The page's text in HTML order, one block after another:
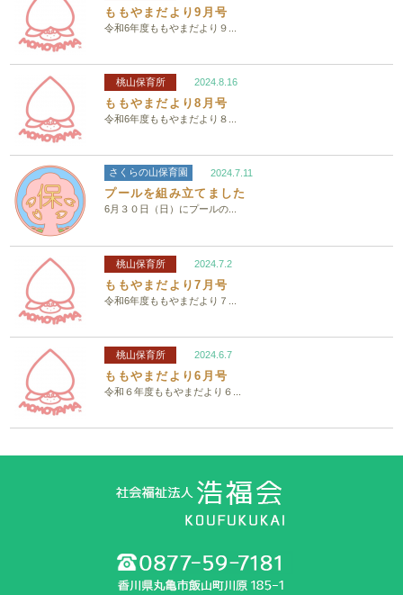
ももやまだより9月号
令和6年度ももやまだより９...
桃山保育所 2024.8.16
ももやまだより8月号
令和6年度ももやまだより８...
さくらの山保育園 2024.7.11
プールを組み立てました
6月３０日（日）にプールの...
桃山保育所 2024.7.2
ももやまだより7月号
令和6年度ももやまだより７...
桃山保育所 2024.6.7
ももやまだより6月号
令和６年度ももやまだより６...